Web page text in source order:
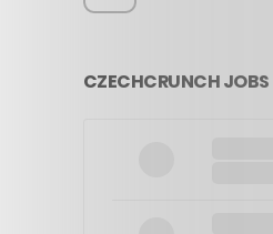
CZECHCRUNCH JOBS